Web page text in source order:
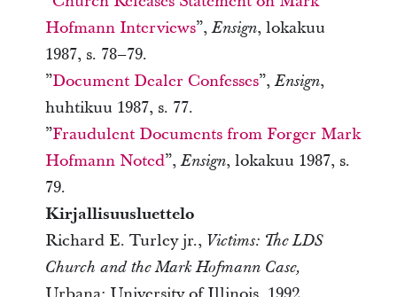
Hofmann Interviews”,Ensign, lokakuu
1987, s. 78–79.
”Document Dealer Confesses”,Ensign,
huhtikuu 1987, s. 77.
”Fraudulent Documents from Forger Mark
Hofmann Noted”,Ensign, lokakuu 1987, s.
79.
Kirjallisuusluettelo
Richard E. Turley jr., Victims: The LDS
Church and the Mark Hofmann Case,